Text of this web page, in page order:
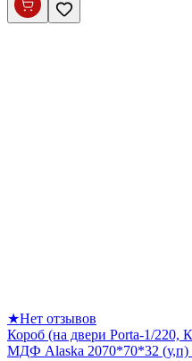
★Нет отзывов
Короб (на двери Porta-1/220,
МДФ Alaska 2070*70*32 (у,п)